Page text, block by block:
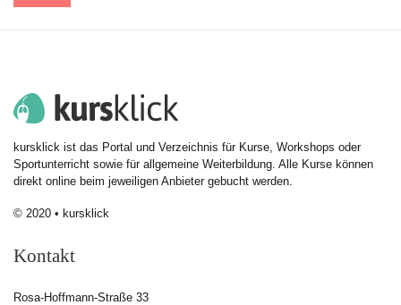
kursklick ist das Portal und Verzeichnis für Kurse, Workshops oder
Sportunterricht sowie für allgemeine Weiterbildung. Alle Kurse können
direkt online beim jeweiligen Anbieter gebucht werden.
© 2020 • kursklick
Kontakt
Rosa-Hoffmann-Straße 33